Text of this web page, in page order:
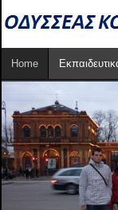
Home